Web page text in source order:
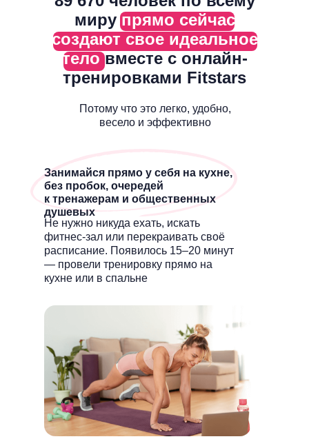
Потому что это легко, удобно,
весело и эффективно
Занимайся прямо у себя на кухне,
без пробок, очередей
к тренажерам и общественных
душевых
Не нужно никуда ехать, искать
фитнес-зал или перекраивать своё
расписание. Появилось 15–20 минут
— провели тренировку прямо на
кухне или в спальне
мирупрямо сейчас
создают свое идеальное
теловместе с онлайн-
тренировками Fitstars